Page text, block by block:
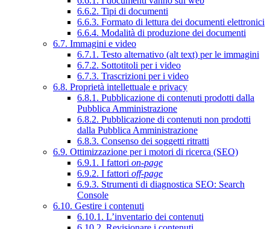
6.6.2. Tipi di documenti
6.6.3. Formato di lettura dei documenti elettronici
6.6.4. Modalità di produzione dei documenti
6.7. Immagini e video
6.7.1. Testo alternativo (alt text) per le immagini
6.7.2. Sottotitoli per i video
6.7.3. Trascrizioni per i video
6.8. Proprietà intellettuale e privacy
6.8.1. Pubblicazione di contenuti prodotti dalla
Pubblica Amministrazione
6.8.2. Pubblicazione di contenuti non prodotti
dalla Pubblica Amministrazione
6.8.3. Consenso dei soggetti ritratti
6.9. Ottimizzazione per i motori di ricerca (SEO)
6.9.1. I fattori on-page
6.9.2. I fattori off-page
6.9.3. Strumenti di diagnostica SEO: Search
Console
6.10. Gestire i contenuti
6.10.1. L’inventario dei contenuti